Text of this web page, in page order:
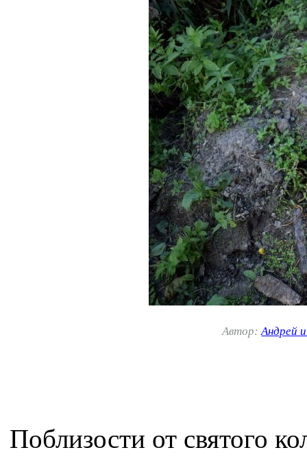
Автор:Андрей
Поблизости от святого